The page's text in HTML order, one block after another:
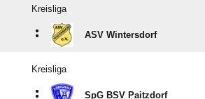
Kreisliga
: ASV Wintersdorf
Kreisliga
: SpG BSV Paitzdorf